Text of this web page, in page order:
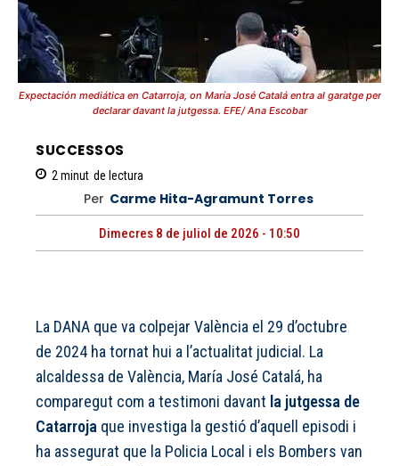
Expectación mediática en Catarroja, on María José Catalá entra al garatge per
declarar davant la jutgessa. EFE/ Ana Escobar
SUCCESSOS
2 minut de lectura
Per Carme Hita-Agramunt Torres
Dimecres 8 de juliol de 2026 - 10:50
La DANA que va colpejar València el 29 d’octubre
de 2024 ha tornat hui a l’actualitat judicial. La
alcaldessa de València, María José Catalá, ha
comparegut com a testimoni davant la jutgessa de
Catarroja que investiga la gestió d’aquell episodi i
ha assegurat que la Policia Local i els Bombers van